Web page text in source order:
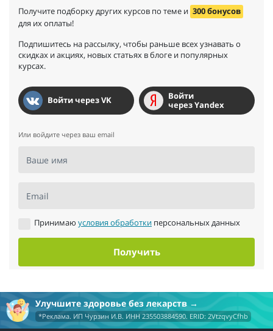
Получите подборку других курсов по теме и 300 бонусов
для их оплаты!
Подпишитесь на рассылку, чтобы раньше всех узнавать о
скидках и акциях, новых статьях в блоге и популярных
курсах.
Войти через VK
Войти
через Yandex
Или войдите через ваш email
Ваше имя
Email
Принимаю условия обработки персональных данных
Получить
Улучшите здоровье без лекарств
*Реклама. ИП Чурзин И.В. ИНН 235503884590. ERID: 2VtzqvyCfhb